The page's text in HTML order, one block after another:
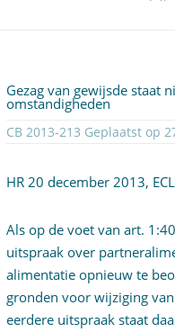
Gezag van gewijsde staat
omstandigheden
HR 20 december 2013,
Als op de voet vanart.
uitspraak over
alimentatie opnieuw te
gronden voor wijziging
eerdere uitspraak staat